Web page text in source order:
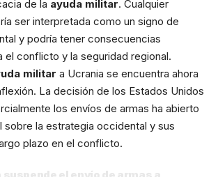
de la ayuda militar. Cualquier
ser interpretada como un signo de
y podría tener consecuencias
el conflicto y la seguridad regional.
militar a Ucrania se encuentra ahora
La decisión de los Estados Unidos
los envíos de armas ha abierto
sobre la estrategia occidental y sus
plazo en el conflicto.